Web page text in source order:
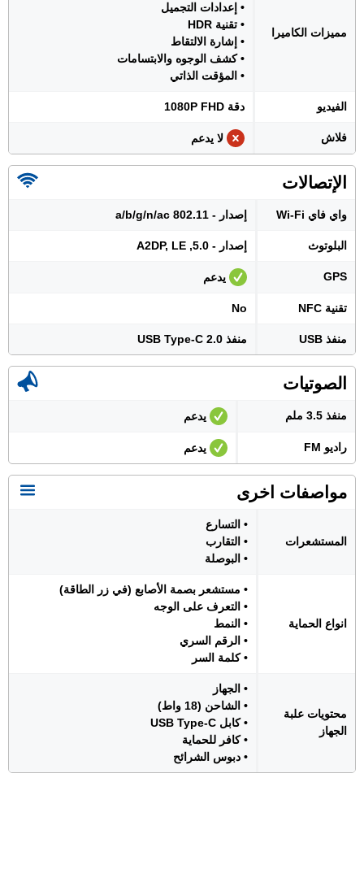
مميزات الكاميرا
• إعدادات التجميل
• تقنية HDR
• إشارة الالتقاط
• كشف الوجوه والابتسامات
• المؤقت الذاتي
الفيديو دقة 1080P FHD
فلاش لا يدعم
الإتصالات
واي فاي Wi-Fi إصدار - 802.11 a/b/g/n/ac
البلوتوث إصدار - 5.0, A2DP, LE
GPS يدعم
تقنية NFC No
منفذ USB منفذ USB Type-C 2.0
الصوتيات
منفذ 3.5 ملم يدعم
راديو FM يدعم
مواصفات اخرى
المستشعرات
• التسارع
• التقارب
• البوصلة
انواع الحماية
• مستشعر بصمة الأصابع (في زر الطاقة)
• التعرف على الوجه
• النمط
• الرقم السري
• كلمة السر
محتويات علبة
الجهاز
• الجهاز
• الشاحن (18 واط)
• كابل USB Type-C
• كافر للحماية
• دبوس الشرائح